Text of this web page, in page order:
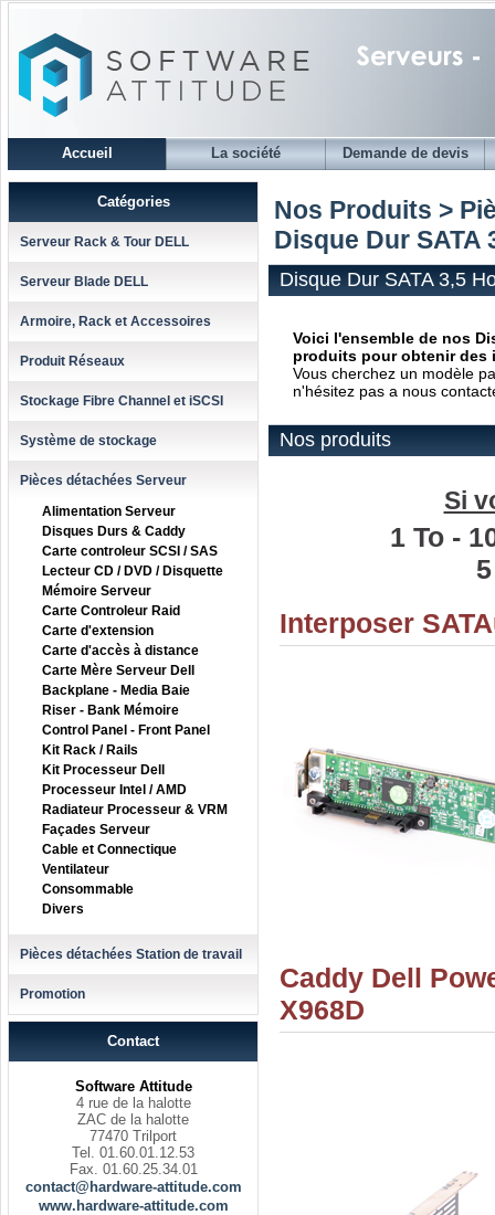
Accueil La société Demande de devis
Catégories
Serveur Rack & Tour DELL
Serveur Blade DELL
Armoire, Rack et Accessoires
Produit Réseaux
Stockage Fibre Channel et iSCSI
Système de stockage
Pièces détachées Serveur
Alimentation Serveur
Disques Durs & Caddy
Carte controleur SCSI / SAS
Lecteur CD / DVD / Disquette
Mémoire Serveur
Carte Controleur Raid
Carte d'extension
Carte d'accès à distance
Carte Mère Serveur Dell
Backplane - Media Baie
Riser - Bank Mémoire
Control Panel - Front Panel
Kit Rack / Rails
Kit Processeur Dell
Processeur Intel / AMD
Radiateur Processeur & VRM
Façades Serveur
Cable et Connectique
Ventilateur
Consommable
Divers
Pièces détachées Station de travail
Promotion
Contact
Software Attitude
4 rue de la halotte
ZAC de la halotte
77470 Trilport
Tel. 01.60.01.12.53
Fax. 01.60.25.34.01
contact@hardware-attitude.com
www.hardware-attitude.com
Nos Produits >
Disque Dur SATA
Disque Dur SATA 3,5
Voici l'ensemble de nos
produits pour obtenir des
Vous cherchez un modèle
n'hésitez pas a nous
Nos produits
Si
1 To-
Interposer
Caddy Dell
X968D